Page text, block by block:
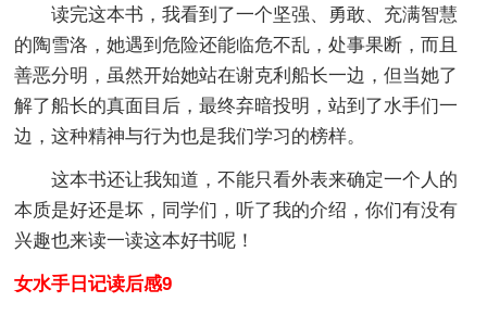
读完这本书，我看到了一个坚强、勇敢、充满智慧
的陶雪洛，她遇到危险还能临危不乱，处事果断，而且
善恶分明，虽然开始她站在谢克利船长一边，但当她了
解了船长的真面目后，最终弃暗投明，站到了水手们一
边，这种精神与行为也是我们学习的榜样。
这本书还让我知道，不能只看外表来确定一个人的
本质是好还是坏，同学们，听了我的介绍，你们有没有
兴趣也来读一读这本好书呢！
女水手日记读后感9